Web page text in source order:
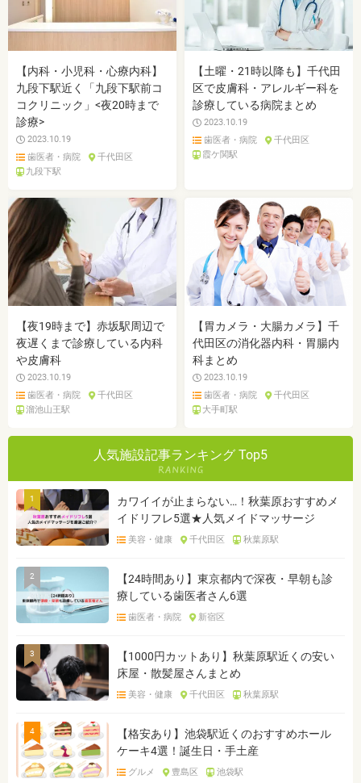
【内科・小児科・心療内科】
九段下駅近く「九段下駅前コ
コクリニック」<夜20時まで
診療>
2023.10.19
歯医者・病院
千代田区
九段下駅
【土曜・21時以降も】千代田
区で皮膚科・アレルギー科を
診療している病院まとめ
2023.10.19
歯医者・病院
千代田区
霞ケ関駅
【夜19時まで】赤坂駅周辺で
夜遅くまで診療している内科
や皮膚科
2023.10.19
歯医者・病院
千代田区
溜池山王駅
【胃カメラ・大腸カメラ】千
代田区の消化器内科・胃腸内
科まとめ
2023.10.19
歯医者・病院
千代田区
大手町駅
人気施設記事ランキング Top5
1
カワイイが止まらない…！秋葉原おすすめメ
イドリフレ5選★人気メイドマッサージ
美容・健康 千代田区 秋葉原駅
2
【24時間あり】東京都内で深夜・早朝も診
療している歯医者さん6選
歯医者・病院 新宿区
3
【1000円カットあり】秋葉原駅近くの安い
床屋・散髪屋さんまとめ
美容・健康 千代田区 秋葉原駅
4
【格安あり】池袋駅近くのおすすめホール
ケーキ4選！誕生日・手土産
グルメ 豊島区 池袋駅